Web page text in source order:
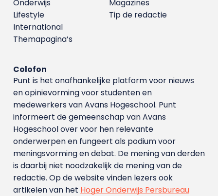
Magazines
Tip de redactie
Onderwijs
Lifestyle
International
Themapagina’s
Colofon
Punt is het onafhankelijke platform voor nieuws
en opinievorming voor studenten en
medewerkers van Avans Hoge­school. Punt
informeert de gemeenschap van Avans
Hogeschool over voor hen relevante
onderwerpen en fungeert als podium voor
meningsvorming en debat. De mening van derden
is daarbij niet noodzakelijk de mening van de
redactie. Op de website vinden lezers ook
artikelen van het Hoger Onderwijs Persbureau